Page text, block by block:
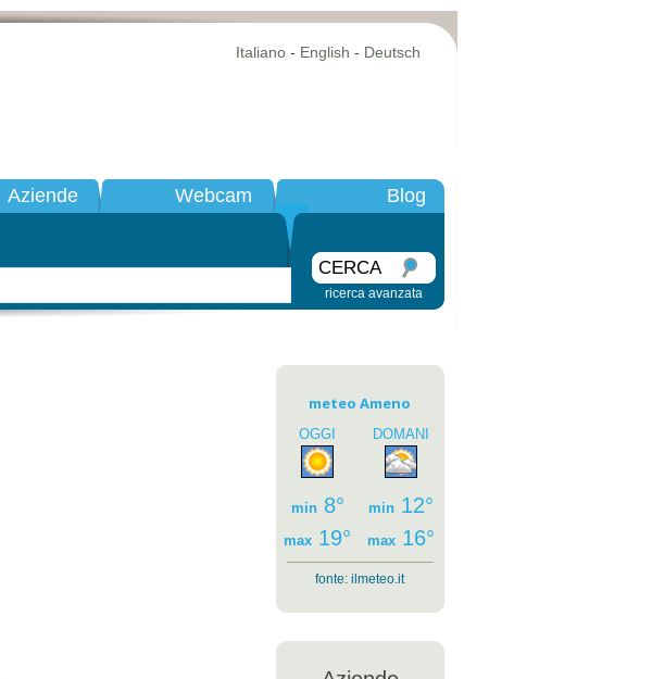
Italiano- English - Deutsch
Aziende Webcam Blog
CERCA
ricerca avanzata
meteo Ameno
OGGI
min8°
max 19°
DOMANI
min 12°
max 16°
fonte: ilmeteo.it